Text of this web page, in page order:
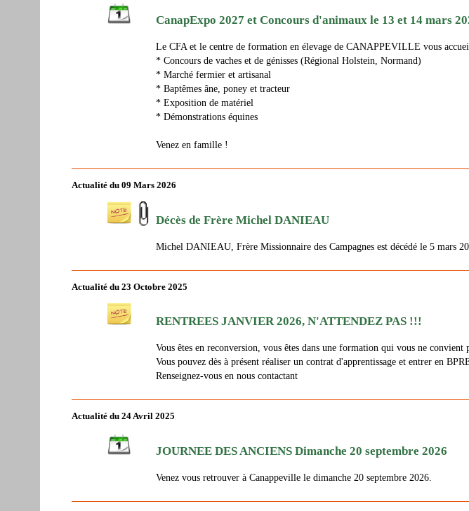
CanapExpo 2027 et Concours d'animaux le 13 et 14 mars
Le CFA et le centre de formation en élevage de CANAPPEVILLE vous
* Concours de vaches et de génisses (Régional Holstein, Normand)
* Marché fermier et artisanal
* Baptêmes âne, poney et tracteur
* Exposition de matériel
* Démonstrations équines
Venez en famille !
Actualité du 09 Mars 2026
Décès de Frère Michel DANIEAU
Michel DANIEAU, Frère Missionnaire des Campagnes est décédé le 5 mars
Actualité du 23 Octobre 2025
RENTREES JANVIER 2026, N'ATTENDEZ PAS !!!
Vous êtes en reconversion, vous êtes dans une formation qui vous ne
Vous pouvez dès à présent réaliser un contrat d'apprentissage et entrer en
Renseignez-vous en nous contactant
Actualité du 24 Avril 2025
JOURNEE DES ANCIENS Dimanche 20 septembre 2026
Venez vous retrouver à Canappeville le dimanche 20 septembre 2026.